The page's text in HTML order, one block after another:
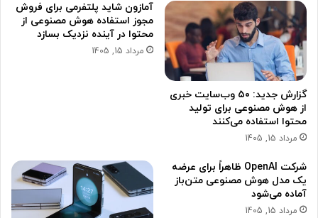
گزارش جدید: ۵۰ وب‌سایت خبری
از هوش مصنوعی برای تولید
محتوا استفاده می‌کنند
مرداد 15, 1405
آمازون شاید پلتفرمی برای فروش
مجوز استفاده هوش مصنوعی از
محتوا در آینده نزدیک بسازد
مرداد 15, 1405
شرکت OpenAI ظاهراً برای عرضه
یک مدل هوش مصنوعی متن‌باز
آماده می‌شود
مرداد 15, 1405